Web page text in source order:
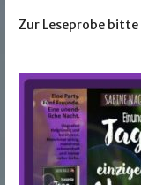
Zur Leseprobe bitte